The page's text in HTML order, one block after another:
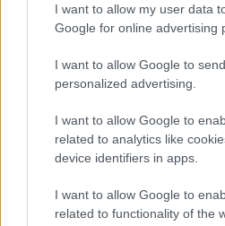
I want to allow my user data
Google for online advertising
I want to allow Google to
personalized advertising.
I want to allow Google to
related to analytics like
device identifiers in apps.
I want to allow Google to
related to functionality of the
ξαδέρφων (vid)
Ο Ζωντανός
τελειώσει ο πόλεμος με
Η Gen Z κοιμάται στις 9 το